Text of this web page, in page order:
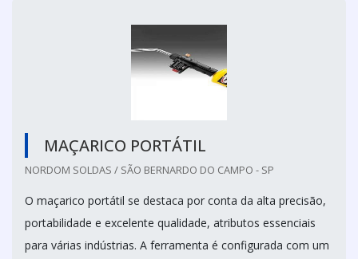
MAÇARICO PORTÁTIL
NORDOM SOLDAS / SÃO BERNARDO DO CAMPO - SP
O maçarico portátil se destaca por conta da alta precisão,
portabilidade e excelente qualidade, atributos essenciais
para várias indústrias. A ferramenta é configurada com um